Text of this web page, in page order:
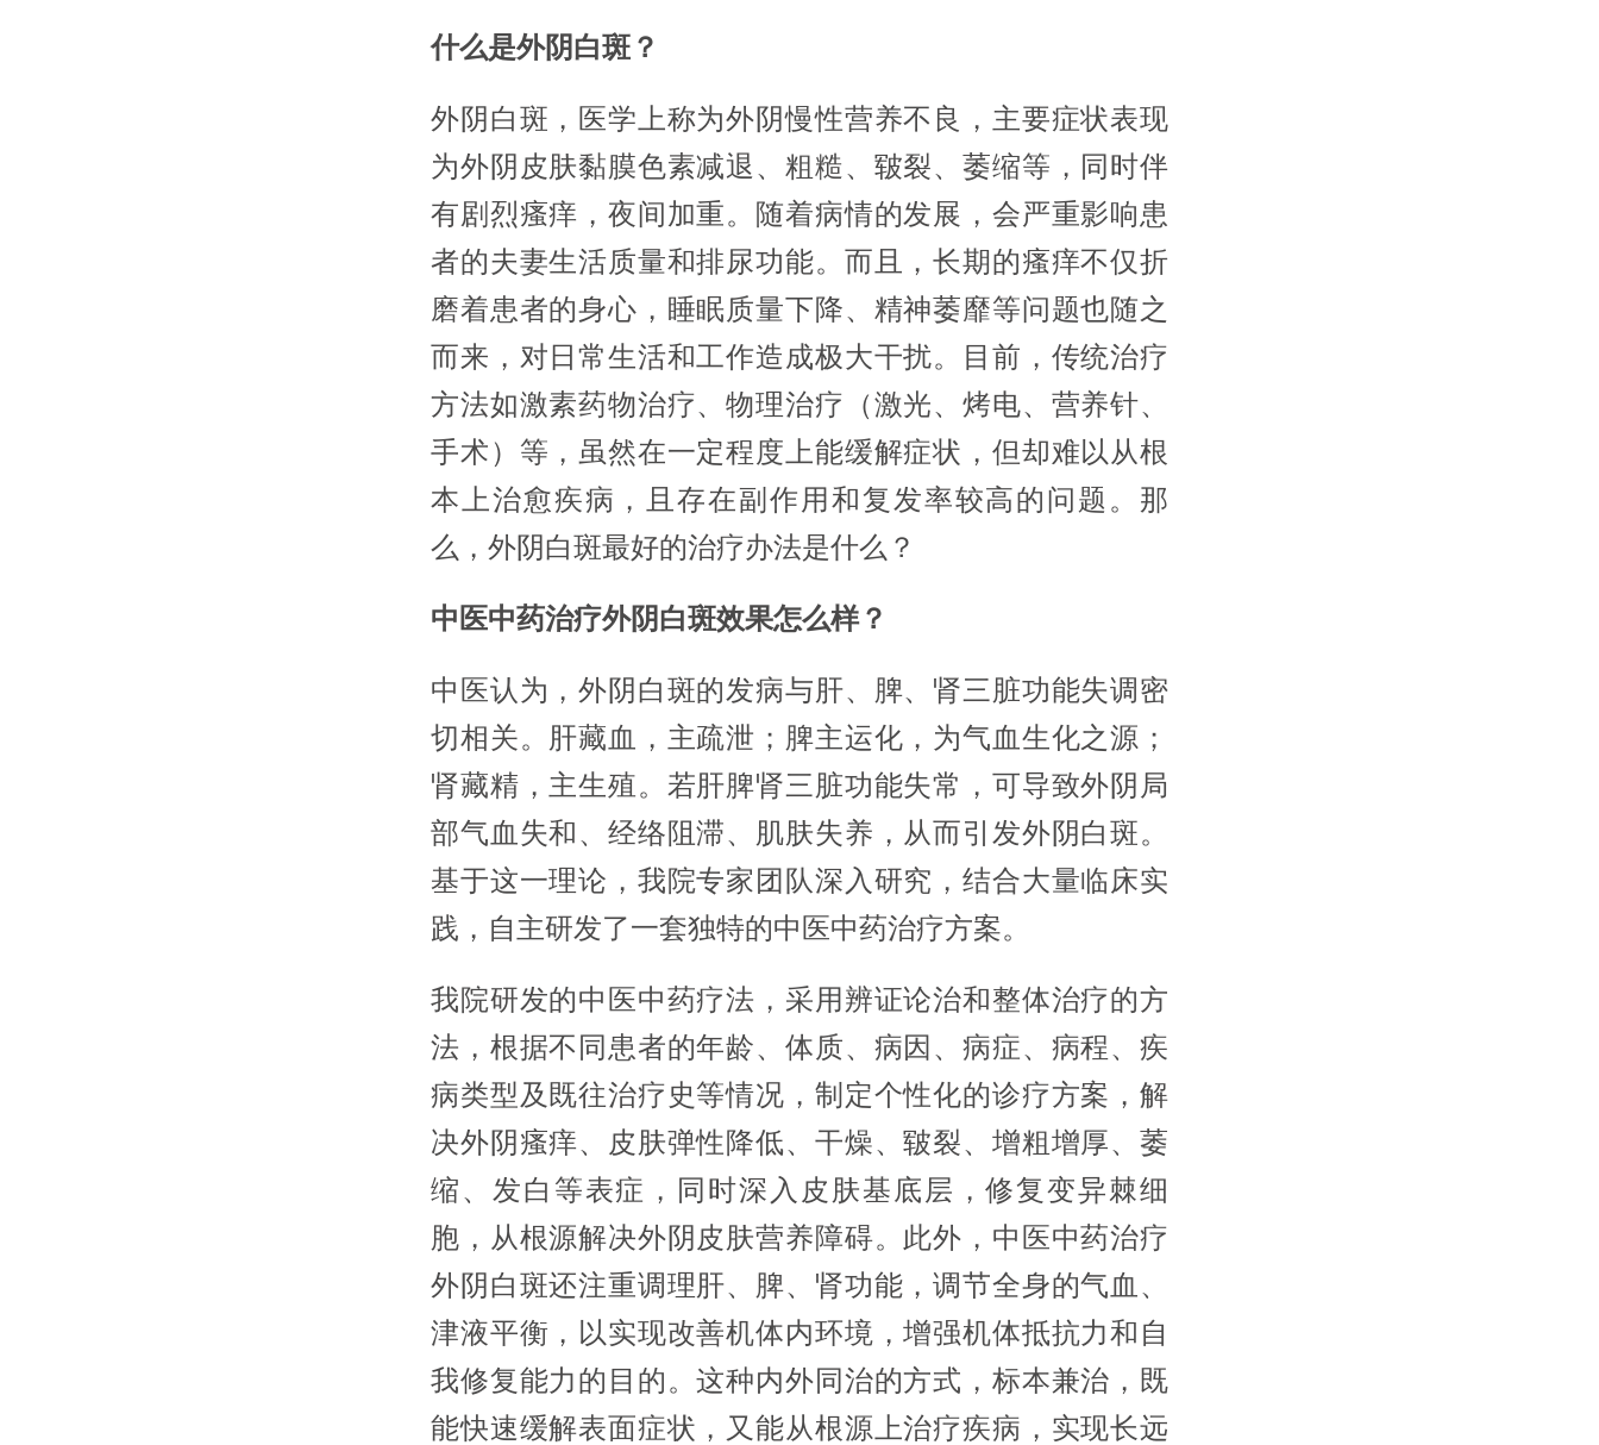
什么是外阴白斑？
外阴白斑，医学上称为外阴慢性营养不良，主要症状表现
为外阴皮肤黏膜色素减退、粗糙、皲裂、萎缩等，同时伴
有剧烈瘙痒，夜间加重。随着病情的发展，会严重影响患
者的夫妻生活质量和排尿功能。而且，长期的瘙痒不仅折
磨着患者的身心，睡眠质量下降、精神萎靡等问题也随之
而来，对日常生活和工作造成极大干扰。目前，传统治疗
方法如激素药物治疗、物理治疗（激光、烤电、营养针、
手术）等，虽然在一定程度上能缓解症状，但却难以从根
本上治愈疾病，且存在副作用和复发率较高的问题。那
么，外阴白斑最好的治疗办法是什么？
中医中药治疗外阴白斑效果怎么样？
中医认为，外阴白斑的发病与肝、脾、肾三脏功能失调密
切相关。肝藏血，主疏泄；脾主运化，为气血生化之源；
肾藏精，主生殖。若肝脾肾三脏功能失常，可导致外阴局
部气血失和、经络阻滞、肌肤失养，从而引发外阴白斑。
基于这一理论，我院专家团队深入研究，结合大量临床实
践，自主研发了一套独特的中医中药治疗方案。
我院研发的中医中药疗法，采用辨证论治和整体治疗的方
法，根据不同患者的年龄、体质、病因、病症、病程、疾
病类型及既往治疗史等情况，制定个性化的诊疗方案，解
决外阴瘙痒、皮肤弹性降低、干燥、皲裂、增粗增厚、萎
缩、发白等表症，同时深入皮肤基底层，修复变异棘细
胞，从根源解决外阴皮肤营养障碍。此外，中医中药治疗
外阴白斑还注重调理肝、脾、肾功能，调节全身的气血、
津液平衡，以实现改善机体内环境，增强机体抵抗力和自
我修复能力的目的。这种内外同治的方式，标本兼治，既
能快速缓解表面症状，又能从根源上治疗疾病，实现长远